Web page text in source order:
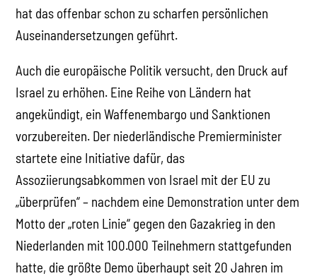
hat das offenbar schon zu scharfen persönlichen
Auseinandersetzungen geführt.
Auch die europäische Politik versucht, den Druck auf
Israel zu erhöhen. Eine Reihe von Ländern hat
angekündigt, ein Waffenembargo und Sanktionen
vorzubereiten. Der niederländische Premierminister
startete eine Initiative dafür, das
Assoziierungsabkommen von Israel mit der EU zu
„überprüfen“ – nachdem eine Demonstration unter dem
Motto der „roten Linie“ gegen den Gazakrieg in den
Niederlanden mit 100.000 Teilnehmern stattgefunden
hatte, die größte Demo überhaupt seit 20 Jahren im